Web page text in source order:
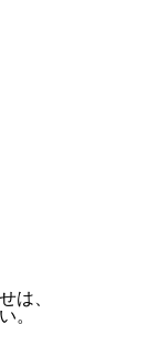
は、
。